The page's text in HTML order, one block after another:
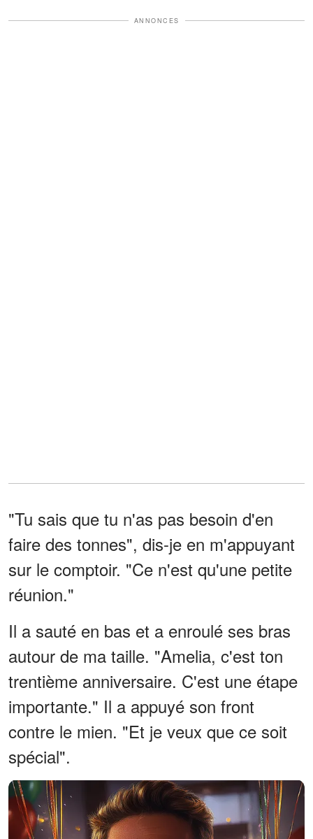
ANNONCES
"Tu sais que tu n'as pas besoin d'en
faire des tonnes", dis-je en m'appuyant
sur le comptoir. "Ce n'est qu'une petite
réunion."
Il a sauté en bas et a enroulé ses bras
autour de ma taille. "Amelia, c'est ton
trentième anniversaire. C'est une étape
importante." Il a appuyé son front
contre le mien. "Et je veux que ce soit
spécial".